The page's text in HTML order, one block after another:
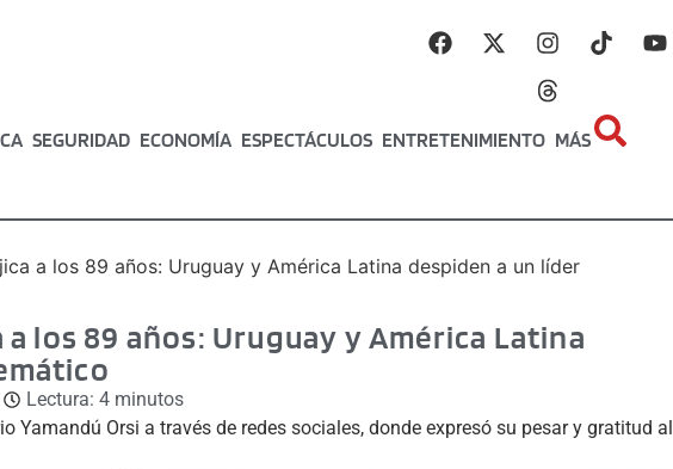
SEGURIDAD ECONOMÍA ESPECTÁCULOS ENTRETENIMIENTO MÁS
a los 89 años: Uruguay y América Latina despiden a un líder
a los 89 años: Uruguay y América Latina
Lectura: 4 minutos
Yamandú Orsi a través de redes sociales, donde expresó su pesar y gratitud al